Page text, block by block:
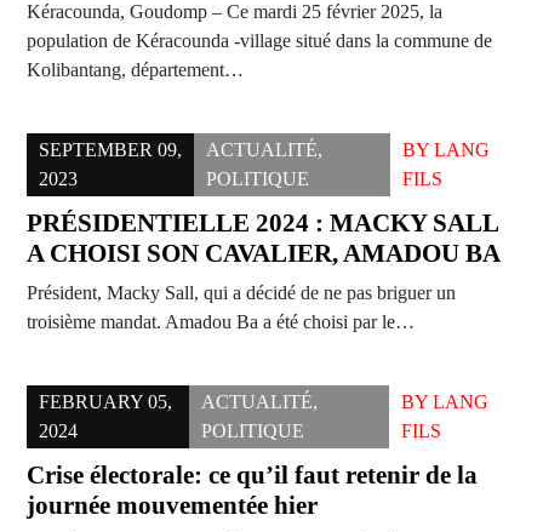
Kéracounda, Goudomp – Ce mardi 25 février 2025, la
population de Kéracounda -village situé dans la commune de
Kolibantang, département…
SEPTEMBER 09,
2023
ACTUALITÉ,
POLITIQUE
BYLANG
FILS
PRÉSIDENTIELLE 2024 : MACKY SALL
A CHOISI SON CAVALIER, AMADOU BA
Président, Macky Sall, qui a décidé de ne pas briguer un
troisième mandat. Amadou Ba a été choisi par le…
FEBRUARY 05,
2024
ACTUALITÉ,
POLITIQUE
BY LANG
FILS
Crise électorale: ce qu’il faut retenir de la
journée mouvementée hier